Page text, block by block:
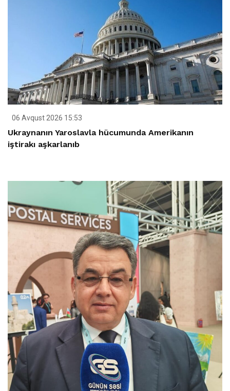
06 Avqust 2026 15:53
Ukraynanın Yaroslavla hücumunda Amerikanın
iştirakı aşkarlanıb